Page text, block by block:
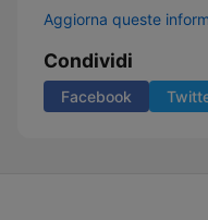
Aggiorna queste
Condividi
Facebook